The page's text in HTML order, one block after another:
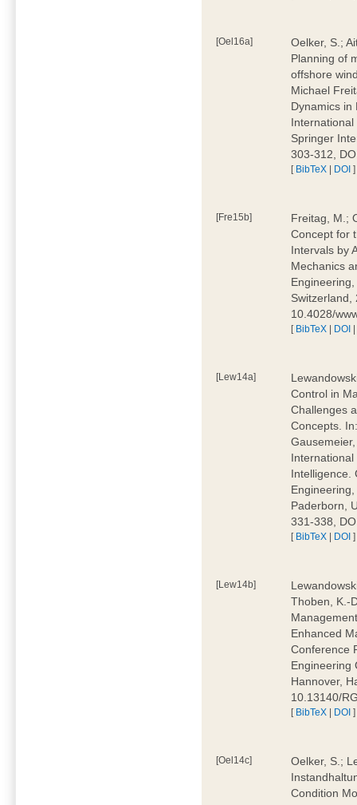
[Oel16a]
Oelker, S.;
Planning of
offshore
Michael
Dynamics in
Springer
303-312,
[ BibTeX | DOI ]
[Fre15b]
Freitag, M.;
Concept for
Intervals by
Mechanics
Switzerland,
10.4028/
[ BibTeX | DOI
[Lew14a]
Control in
Challenges
Concepts.
Intelligence.
Paderborn,
331-338,
[ BibTeX | DOI ]
[Lew14b]
Thoben, K.-
Enhanced
Conference
Engineering
Hannover,
10.13140/
[ BibTeX | DOI ]
[Oel14c]
Oelker, S.;
Condition